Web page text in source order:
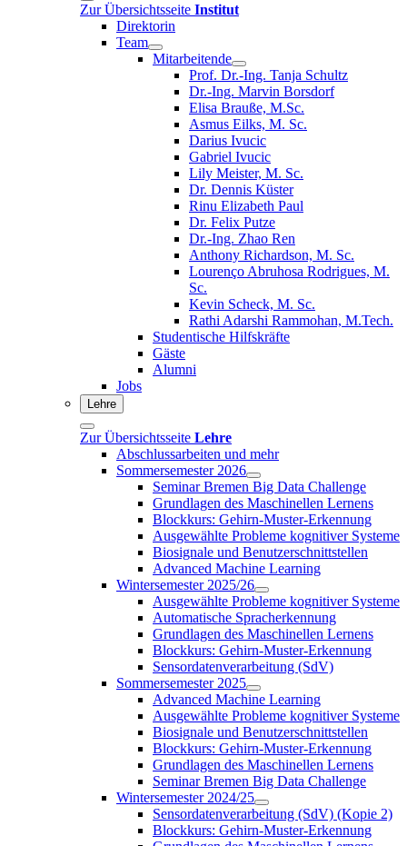
Zur Übersichtsseite Institut
Direktorin
Team
Mitarbeitende
Prof. Dr.-Ing. Tanja Schultz
Dr.-Ing. Marvin Borsdorf
Elisa Brauße, M.Sc.
Asmus Eilks, M. Sc.
Darius Ivucic
Gabriel Ivucic
Lily Meister, M. Sc.
Dr. Dennis Küster
Rinu Elizabeth Paul
Dr. Felix Putze
Dr.-Ing. Zhao Ren
Anthony Richardson, M. Sc.
Lourenço Abruhosa Rodrigues, M.
Sc.
Kevin Scheck, M. Sc.
Rathi Adarshi Rammohan, M.Tech.
Studentische Hilfskräfte
Gäste
Alumni
Jobs
Lehre
Zur Übersichtsseite Lehre
Abschlussarbeiten und mehr
Sommersemester 2026
Seminar Bremen Big Data Challenge
Grundlagen des Maschinellen Lernens
Blockkurs: Gehirn-Muster-Erkennung
Ausgewählte Probleme kognitiver Systeme
Biosignale und Benutzerschnittstellen
Advanced Machine Learning
Wintersemester 2025/26
Ausgewählte Probleme kognitiver Systeme
Automatische Spracherkennung
Grundlagen des Maschinellen Lernens
Blockkurs: Gehirn-Muster-Erkennung
Sensordatenverarbeitung (SdV)
Sommersemester 2025
Advanced Machine Learning
Ausgewählte Probleme kognitiver Systeme
Biosignale und Benutzerschnittstellen
Blockkurs: Gehirn-Muster-Erkennung
Grundlagen des Maschinellen Lernens
Seminar Bremen Big Data Challenge
Wintersemester 2024/25
Sensordatenverarbeitung (SdV) (Kopie 2)
Blockkurs: Gehirn-Muster-Erkennung